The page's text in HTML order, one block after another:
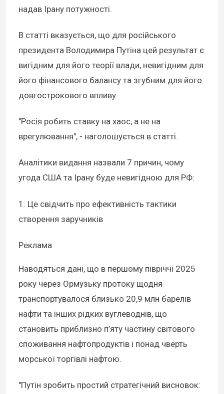
надав Ірану потужності.
В статті вказується, що для російського
президента Володимира Путіна цей результат є
вигідним для його теорії влади, невигідним для
його фінансового балансу та згубним для його
довгострокового впливу.
"Росія робить ставку на хаос, а не на
врегулювання", - наголошується в статті.
Аналітики видання назвали 7 причин, чому
угода США та Ірану буде невигідною для РФ:
1. Це свідчить про ефективність тактики
створення заручників
Реклама
Наводяться дані, що в першому півріччі 2025
року через Ормузьку протоку щодня
транспортувалося близько 20,9 млн барелів
нафти та інших рідких вуглеводнів, що
становить приблизно п’яту частину світового
споживання нафтопродуктів і понад чверть
морської торгівлі нафтою.
"Путін зробить простий стратегічний висновок: